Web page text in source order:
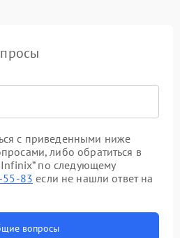
с приведенными ниже
либо обратиться в
по следующему
55-83 если не нашли ответ на
вопросы